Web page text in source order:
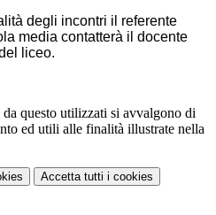
degli incontri il referente
media contatterà il docente
liceo.
questo utilizzati si avvalgono di
ed utili alle finalità illustrate nella
Accetta tutti i cookies